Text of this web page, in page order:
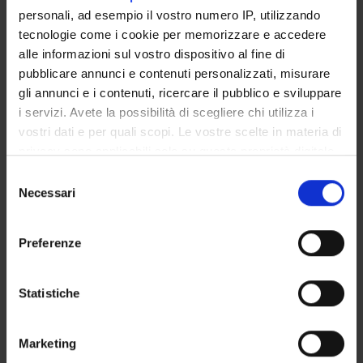
personali, ad esempio il vostro numero IP, utilizzando
tecnologie come i cookie per memorizzare e accedere
alle informazioni sul vostro dispositivo al fine di
pubblicare annunci e contenuti personalizzati, misurare
gli annunci e i contenuti, ricercare il pubblico e sviluppare
i servizi. Avete la possibilità di scegliere chi utilizza i
vostri dati e per quali scopi. Le vostre scelte in materia di
modificare o revocare il proprio consenso in qualsiasi
momento dalla Dichiarazione sui cookie o facendo clic
raccogliere informazioni sulla tua posizione
geografica, con un'approssimazione di qualche
Identificare il tuo dispositivo, scansionandolo
delNecessari
Preferenze
Statistiche
Marketing
Pietro Sala
Associate Professor
RESEARCH INTERESTS
PROJECTS
LABORATORIES AND RESEARCH CENTRES
ACTIVITIES
Algebra